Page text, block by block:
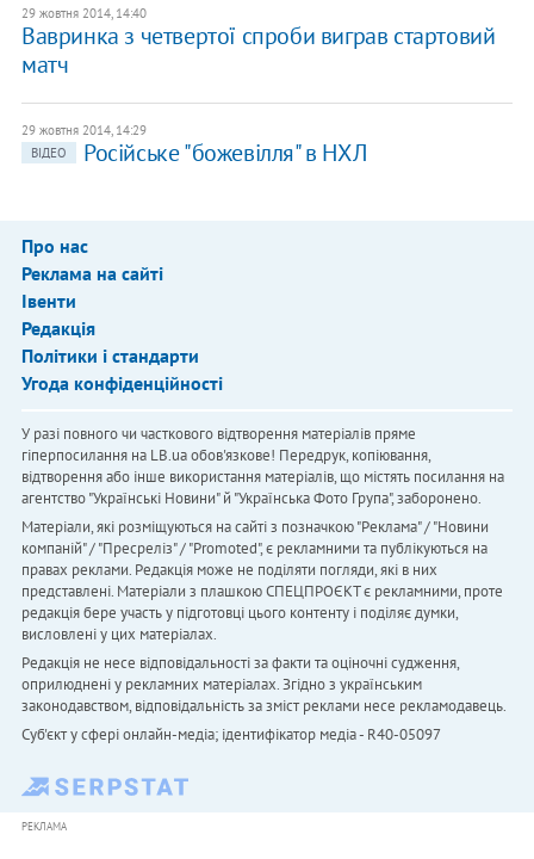
29 жовтня 2014, 14:40
Вавринка з четвертої спроби виграв стартовий
матч
29 жовтня 2014, 14:29
ВІДЕО
Російське "божевілля" в НХЛ
Про нас
Реклама на сайті
Івенти
Редакція
Політики і стандарти
Угода конфіденційності
У разі повного чи часткового відтворення матеріалів пряме
гіперпосилання на LB.ua обов'язкове! Передрук, копіювання,
відтворення або інше використання матеріалів, що містять посилання на
агентство "Українськi Новини" й "Українська Фото Група", заборонено.
Матеріали, які розміщуються на сайті з позначкою "Реклама" / "Новини
компаній" / "Пресреліз" / "Promoted", є рекламними та публікуються на
правах реклами. Редакція може не поділяти погляди, які в них
представлені. Матеріали з плашкою СПЕЦПРОЄКТ є рекламними, проте
редакція бере участь у підготовці цього контенту і поділяє думки,
висловлені у цих матеріалах.
Редакція не несе відповідальності за факти та оціночні судження,
оприлюднені у рекламних матеріалах. Згідно з українським
законодавством, відповідальність за зміст реклами несе рекламодавець.
Cуб'єкт у сфері онлайн-медіа; ідентифікатор медіа - R40-05097
РЕКЛАМА